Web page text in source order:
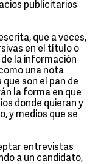
publicitarios
que a veces,
en el título o
la información
una nota
son el pan de
la forma en que
donde quieran y
y medios que se
entrevistas
a un candidato,